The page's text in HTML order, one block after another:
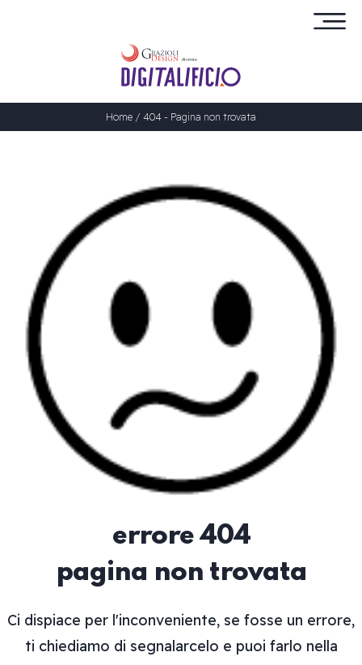
×
Home / 404 - Pagina non trovata
errore 404
pagina non trovata
Ci dispiace per l'inconveniente, se fosse un errore,
ti chiediamo di segnalarcelo e puoi farlo nella